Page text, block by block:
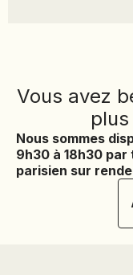
Vous avez
plus
Nous sommes
9h30 à 18h30
parisien sur